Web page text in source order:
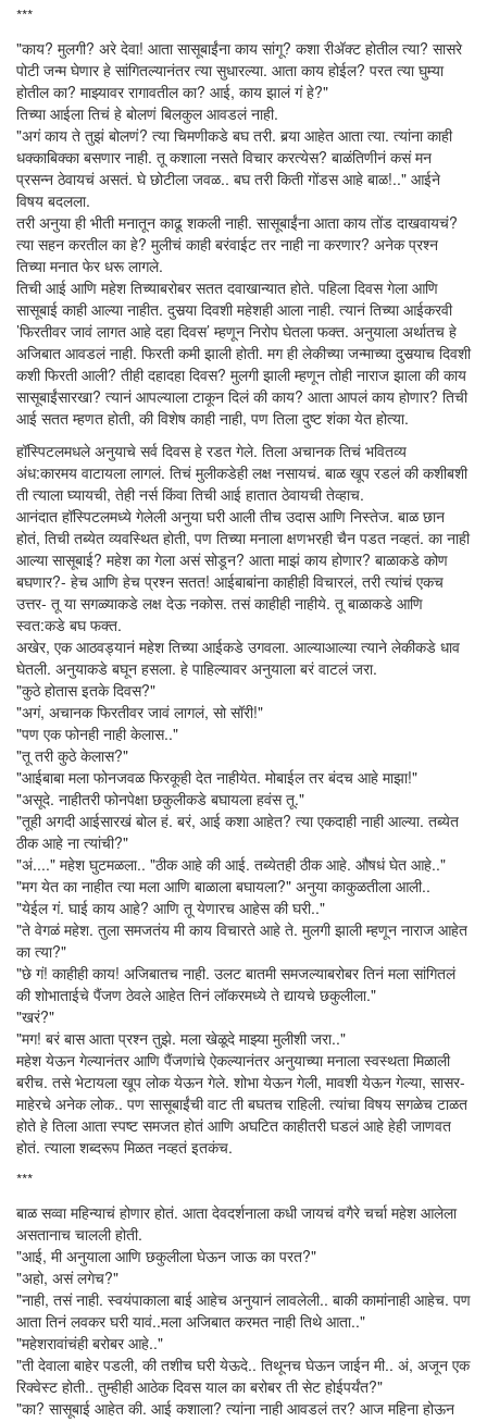
***
"काय? मुलगी? अरे देवा! आता सासूबाईंना काय सांगू? कशा रीअ‍ॅक्ट होतील त्या? सासरे
पोटी जन्म घेणार हे सांगितल्यानंतर त्या सुधारल्या. आता काय होईल? परत त्या घुम्या
होतील का? माझ्यावर रागावतील का? आई, काय झालं गं हे?"
तिच्या आईला तिचं हे बोलणं बिलकुल आवडलं नाही.
"अगं काय ते तुझं बोलणं? त्या चिमणीकडे बघ तरी. बर्‍या आहेत आता त्या. त्यांना काही
धक्काबिक्का बसणार नाही. तू कशाला नसते विचार करत्येस? बाळंतिणीनं कसं मन
प्रसन्न ठेवायचं असतं. घे छोटीला जवळ.. बघ तरी किती गोंडस आहे बाळ!.." आईने
विषय बदलला.
तरी अनुया ही भीती मनातून काढू शकली नाही. सासूबाईंना आता काय तोंड दाखवायचं?
त्या सहन करतील का हे? मुलीचं काही बरंवाईट तर नाही ना करणार? अनेक प्रश्न
तिच्या मनात फेर धरू लागले.
तिची आई आणि महेश तिच्याबरोबर सतत दवाखान्यात होते. पहिला दिवस गेला आणि
सासूबाई काही आल्या नाहीत. दुसर्‍या दिवशी महेशही आला नाही. त्यानं तिच्या आईकरवी
’फिरतीवर जावं लागत आहे दहा दिवस’ म्हणून निरोप घेतला फक्त. अनुयाला अर्थातच हे
अजिबात आवडलं नाही. फिरती कमी झाली होती. मग ही लेकीच्या जन्माच्या दुसर्‍याच दिवशी
कशी फिरती आली? तीही दहादहा दिवस? मुलगी झाली म्हणून तोही नाराज झाला की काय
सासूबाईंसारखा? त्यानं आपल्याला टाकून दिलं की काय? आता आपलं काय होणार? तिची
आई सतत म्हणत होती, की विशेष काही नाही, पण तिला दुष्ट शंका येत होत्या.
हॉस्पिटलमधले अनुयाचे सर्व दिवस हे रडत गेले. तिला अचानक तिचं भवितव्य
अंध:कारमय वाटायला लागलं. तिचं मुलीकडेही लक्ष नसायचं. बाळ खूप रडलं की कशीबशी
ती त्याला घ्यायची, तेही नर्स किंवा तिची आई हातात ठेवायची तेव्हाच.
आनंदात हॉस्पिटलमध्ये गेलेली अनुया घरी आली तीच उदास आणि निस्तेज. बाळ छान
होतं, तिची तब्येत व्यवस्थित होती, पण तिच्या मनाला क्षणभरही चैन पडत नव्हतं. का नाही
आल्या सासूबाई? महेश का गेला असं सोडून? आता माझं काय होणार? बाळाकडे कोण
बघणार?- हेच आणि हेच प्रश्न सतत! आईबाबांना काहीही विचारलं, तरी त्यांचं एकच
उत्तर- तू या सगळ्याकडे लक्ष देऊ नकोस. तसं काहीही नाहीये. तू बाळाकडे आणि
स्वत:कडे बघ फक्त.
अखेर, एक आठवड्यानं महेश तिच्या आईकडे उगवला. आल्याआल्या त्याने लेकीकडे धाव
घेतली. अनुयाकडे बघून हसला. हे पाहिल्यावर अनुयाला बरं वाटलं जरा.
"कुठे होतास इतके दिवस?"
"अगं, अचानक फिरतीवर जावं लागलं, सो सॉरी!"
"पण एक फोनही नाही केलास.."
"तू तरी कुठे केलास?"
"आईबाबा मला फोनजवळ फिरकूही देत नाहीयेत. मोबाईल तर बंदच आहे माझा!"
"असूदे. नाहीतरी फोनपेक्षा छकुलीकडे बघायला हवंस तू."
"तूही अगदी आईसारखं बोल हं. बरं, आई कशा आहेत? त्या एकदाही नाही आल्या. तब्येत
ठीक आहे ना त्यांची?"
"अं...." महेश घुटमळला.. "ठीक आहे की आई. तब्येतही ठीक आहे. औषधं घेत आहे.."
"मग येत का नाहीत त्या मला आणि बाळाला बघायला?" अनुया काकुळतीला आली..
"येईल गं. घाई काय आहे? आणि तू येणारच आहेस की घरी.."
"ते वेगळं महेश. तुला समजतंय मी काय विचारते आहे ते. मुलगी झाली म्हणून नाराज आहेत
का त्या?"
"छे गं! काहीही काय! अजिबातच नाही. उलट बातमी समजल्याबरोबर तिनं मला सांगितलं
की शोभाताईचे पैंजण ठेवले आहेत तिनं लॉकरमध्ये ते द्यायचे छकुलीला."
"खरं?"
"मग! बरं बास आता प्रश्न तुझे. मला खेळूदे माझ्या मुलीशी जरा.."
महेश येऊन गेल्यानंतर आणि पैंजणांचे ऐकल्यानंतर अनुयाच्या मनाला स्वस्थता मिळाली
बरीच. तसे भेटायला खूप लोक येऊन गेले. शोभा येऊन गेली, मावशी येऊन गेल्या, सासर-
माहेरचे अनेक लोक.. पण सासूबाईंची वाट ती बघतच राहिली. त्यांचा विषय सगळेच टाळत
होते हे तिला आता स्पष्ट समजत होतं आणि अघटित काहीतरी घडलं आहे हेही जाणवत
होतं. त्याला शब्दरूप मिळत नव्हतं इतकंच.
***
बाळ सव्वा महिन्याचं होणार होतं. आता देवदर्शनाला कधी जायचं वगैरे चर्चा महेश आलेला
असतानाच चालली होती.
"आई, मी अनुयाला आणि छकुलीला घेऊन जाऊ का परत?"
"अहो, असं लगेच?"
"नाही, तसं नाही. स्वयंपाकाला बाई आहेच अनुयानं लावलेली.. बाकी कामांनाही आहेच. पण
आता तिनं लवकर घरी यावं..मला अजिबात करमत नाही तिथे आता.."
"महेशरावांचंही बरोबर आहे.."
"ती देवाला बाहेर पडली, की तशीच घरी येऊदे.. तिथूनच घेऊन जाईन मी.. अं, अजून एक
रिक्वेस्ट होती.. तुम्हीही आठेक दिवस याल का बरोबर ती सेट होईपर्यंत?"
"का? सासूबाई आहेत की. आई कशाला? त्यांना नाही आवडलं तर? आज महिना होऊन